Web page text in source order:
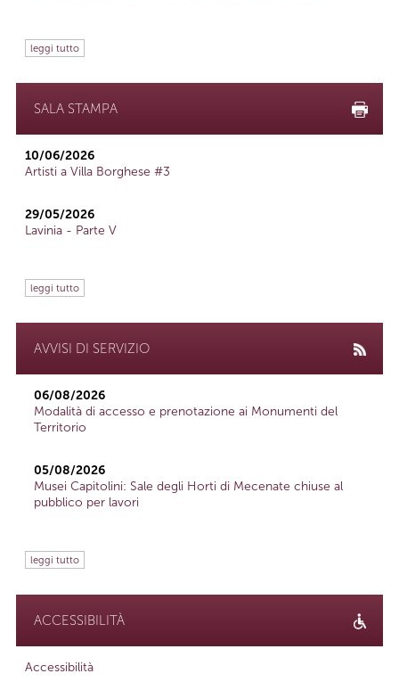
leggi tutto
SALA STAMPA
10/06/2026
Artisti a Villa Borghese #3
29/05/2026
Lavinia - Parte V
leggi tutto
AVVISI DI SERVIZIO
06/08/2026
Modalità di accesso e prenotazione ai Monumenti del
Territorio
05/08/2026
Musei Capitolini: Sale degli Horti di Mecenate chiuse al
pubblico per lavori
leggi tutto
ACCESSIBILITÀ
Accessibilità